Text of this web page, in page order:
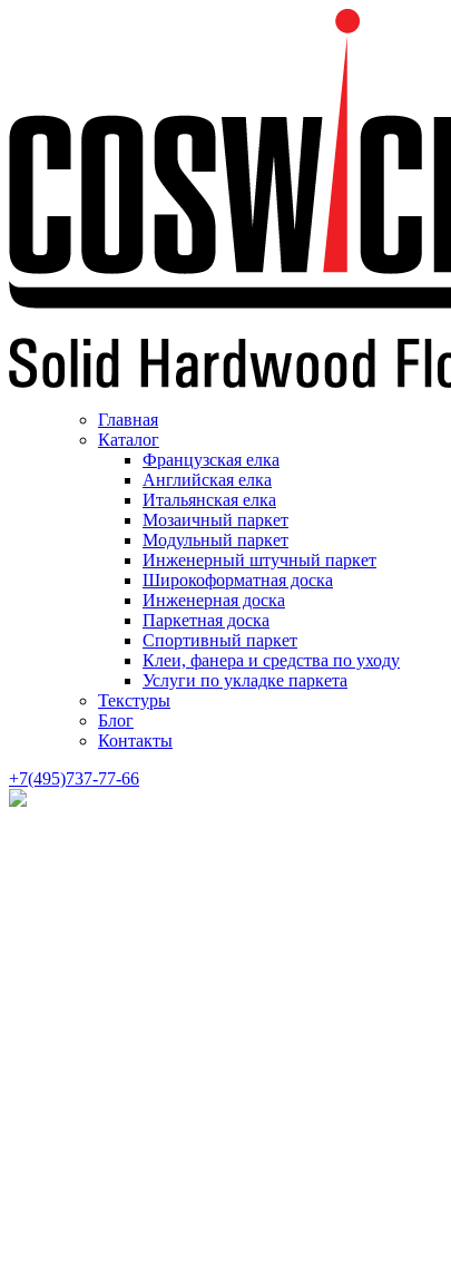
Главная
Каталог
Французская елка
Английская елка
Итальянская елка
Мозаичный паркет
Модульный паркет
Инженерный штучный паркет
Широкоформатная доска
Инженерная доска
Паркетная доска
Спортивный паркет
Клеи, фанера и средства по уходу
Услуги по укладке паркета
Текстуры
Блог
Контакты
+7(495)737-77-66